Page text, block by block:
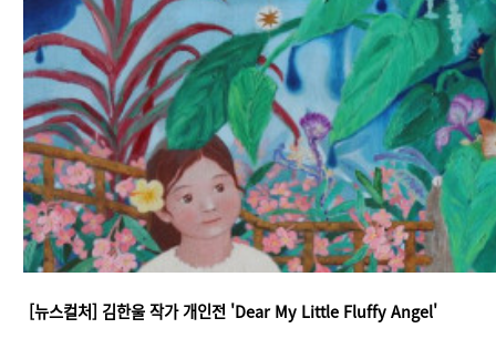
[뉴스컬처] 김한울 작가 개인전 'Dear My Little Fluffy Angel'